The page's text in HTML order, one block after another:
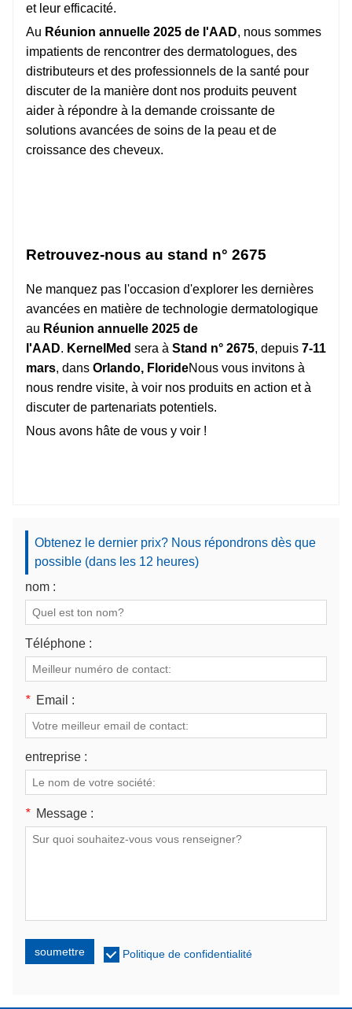
et leur efficacité.
Au Réunion annuelle 2025 de l'AAD, nous sommes
impatients de rencontrer des dermatologues, des
distributeurs et des professionnels de la santé pour
discuter de la manière dont nos produits peuvent
aider à répondre à la demande croissante de
solutions avancées de soins de la peau et de
croissance des cheveux.
Retrouvez-nous au stand n° 2675
Ne manquez pas l'occasion d'explorer les dernières
avancées en matière de technologie dermatologique
au Réunion annuelle 2025 de
l'AAD. KernelMed sera à Stand n° 2675, depuis 7-11
mars, dans Orlando, FlorideNous vous invitons à
nous rendre visite, à voir nos produits en action et à
discuter de partenariats potentiels.
Nous avons hâte de vous y voir !
Obtenez le dernier prix? Nous répondrons dès que
possible (dans les 12 heures)
nom :
Téléphone :
* Email :
entreprise :
* Message :
soumettre Politique de confidentialité